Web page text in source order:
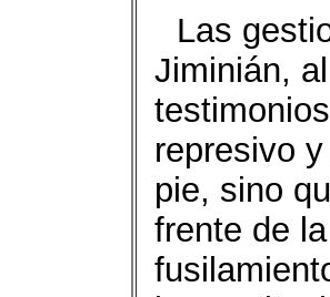
Las
Jiminián,
represivo
pie, sino
frente de